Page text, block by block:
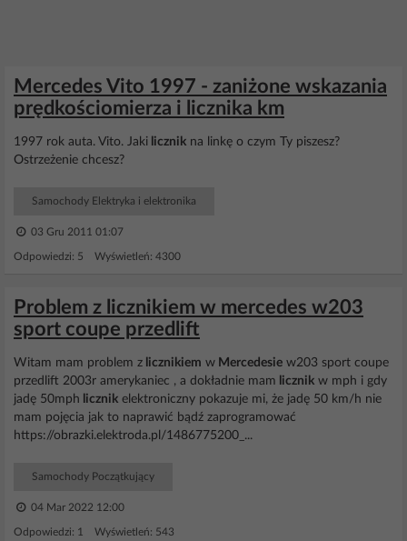
Mercedes Vito 1997 - zaniżone wskazania
prędkościomierza i licznika km
1997 rok auta. Vito. Jaki licznik na linkę o czym Ty piszesz?
Ostrzeżenie chcesz?
Samochody Elektryka i elektronika
03 Gru 2011 01:07
Odpowiedzi: 5 Wyświetleń: 4300
Problem z licznikiem w mercedes w203
sport coupe przedlift
Witam mam problem z licznikiem w Mercedesie w203 sport coupe
przedlift 2003r amerykaniec , a dokładnie mam licznik w mph i gdy
jadę 50mph licznik elektroniczny pokazuje mi, że jadę 50 km/h nie
mam pojęcia jak to naprawić bądź zaprogramować
https://obrazki.elektroda.pl/1486775200_...
Samochody Początkujący
04 Mar 2022 12:00
Odpowiedzi: 1 Wyświetleń: 543